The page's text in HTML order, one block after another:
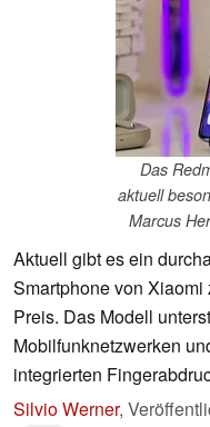
Das
aktuell
Marcus
Aktuell gibt es ein
Smartphone von
Preis. Das Modell
Mobilfunknetzwerken
integrierten
Silvio Werner,